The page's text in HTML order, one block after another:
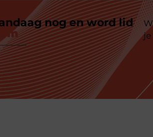
nog en word lid
je